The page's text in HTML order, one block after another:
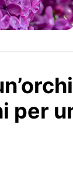
per